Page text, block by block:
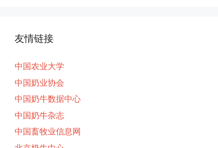
友情链接
中国农业大学
中国奶业协会
中国奶牛数据中心
中国奶牛杂志
中国畜牧业信息网